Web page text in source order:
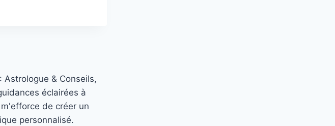
& Conseils,
éclairées à
de créer un
personnalisé.